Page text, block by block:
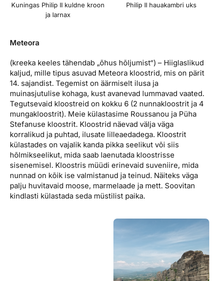
Kuningas Philip II kuldne kroon
ja larnax
Philip II hauakambri uks
Meteora
(kreeka keeles tähendab „õhus hõljumist“) – Hiiglaslikud
kaljud, mille tipus asuvad Meteora kloostrid, mis on pärit
14. sajandist. Tegemist on äärmiselt ilusa ja
muinasjutulise kohaga, kust avanevad lummavad vaated.
Tegutsevaid kloostreid on kokku 6 (2 nunnakloostrit ja 4
mungakloostrit). Meie külastasime Roussanou ja Püha
Stefanuse kloostrit. Kloostrid näevad välja väga
korralikud ja puhtad, ilusate lilleaedadega. Kloostrit
külastades on vajalik kanda pikka seelikut või siis
hõlmikseelikut, mida saab laenutada kloostrisse
sisenemisel. Kloostris müüdi erinevaid suveniire, mida
nunnad on kõik ise valmistanud ja teinud. Näiteks väga
palju huvitavaid moose, marmelaade ja mett. Soovitan
kindlasti külastada seda müstilist paika.